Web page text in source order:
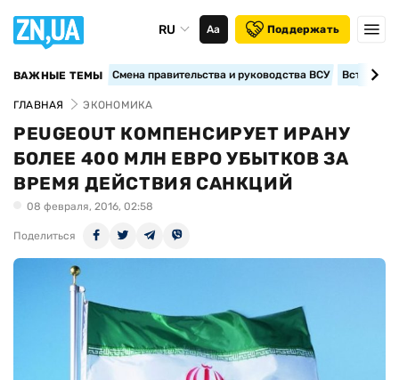
RU Аа Поддержать
ВАЖНЫЕ ТЕМЫ Смена правительства и руководства ВСУ
ГЛАВНАЯ ЭКОНОМИКА
PEUGEOUT КОМПЕНСИРУЕТ ИРАНУ
БОЛЕЕ 400 МЛН ЕВРО УБЫТКОВ ЗА
ВРЕМЯ ДЕЙСТВИЯ САНКЦИЙ
08 февраля, 2016, 02:58
Поделиться